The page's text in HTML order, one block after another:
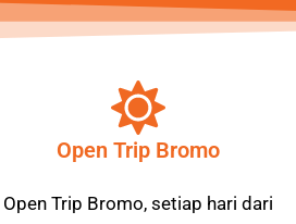
Open Trip Bromo
Open Trip Bromo, setiap hari dari